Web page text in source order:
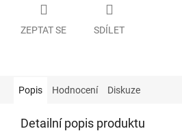
ZEPTAT SE SDÍLET
Popis Hodnocení Diskuze
Detailní popis produktu